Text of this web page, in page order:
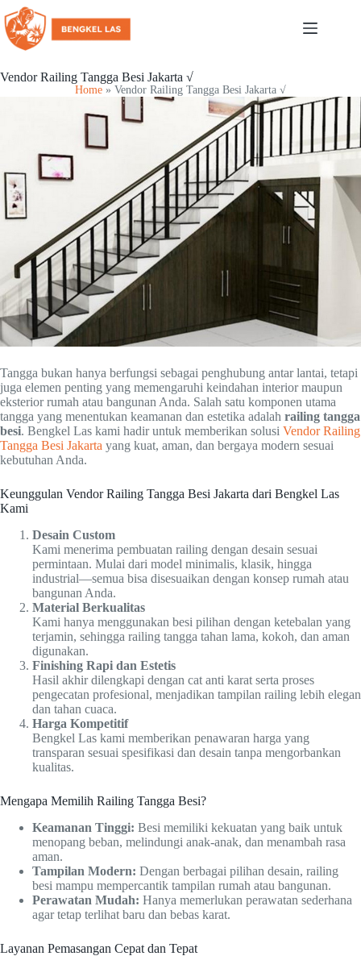
Vendor Railing Tangga Besi Jakarta √
Home » Vendor Railing Tangga Besi Jakarta √
Tangga bukan hanya berfungsi sebagai penghubung antar lantai, tetapi
juga elemen penting yang memengaruhi keindahan interior maupun
eksterior rumah atau bangunan Anda. Salah satu komponen utama
tangga yang menentukan keamanan dan estetika adalah railing tangga
besi. Bengkel Las kami hadir untuk memberikan solusi Vendor Railing
Tangga Besi Jakarta yang kuat, aman, dan bergaya modern sesuai
kebutuhan Anda.
Keunggulan Vendor Railing Tangga Besi Jakarta dari Bengkel Las
Kami
Desain Custom
Kami menerima pembuatan railing dengan desain sesuai
permintaan. Mulai dari model minimalis, klasik, hingga
industrial—semua bisa disesuaikan dengan konsep rumah atau
bangunan Anda.
Material Berkualitas
Kami hanya menggunakan besi pilihan dengan ketebalan yang
terjamin, sehingga railing tangga tahan lama, kokoh, dan aman
digunakan.
Finishing Rapi dan Estetis
Hasil akhir dilengkapi dengan cat anti karat serta proses
pengecatan profesional, menjadikan tampilan railing lebih elegan
dan tahan cuaca.
Harga Kompetitif
Bengkel Las kami memberikan penawaran harga yang
transparan sesuai spesifikasi dan desain tanpa mengorbankan
kualitas.
Mengapa Memilih Railing Tangga Besi?
Keamanan Tinggi: Besi memiliki kekuatan yang baik untuk
menopang beban, melindungi anak-anak, dan menambah rasa
aman.
Tampilan Modern: Dengan berbagai pilihan desain, railing
besi mampu mempercantik tampilan rumah atau bangunan.
Perawatan Mudah: Hanya memerlukan perawatan sederhana
agar tetap terlihat baru dan bebas karat.
Layanan Pemasangan Cepat dan Tepat